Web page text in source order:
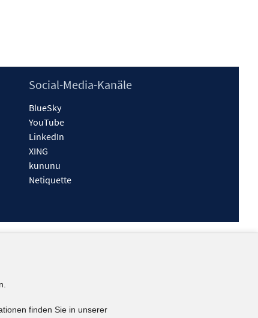
Social-Media-Kanäle
BlueSky
YouTube
LinkedIn
XING
kununu
Netiquette
finden Sie in unserer